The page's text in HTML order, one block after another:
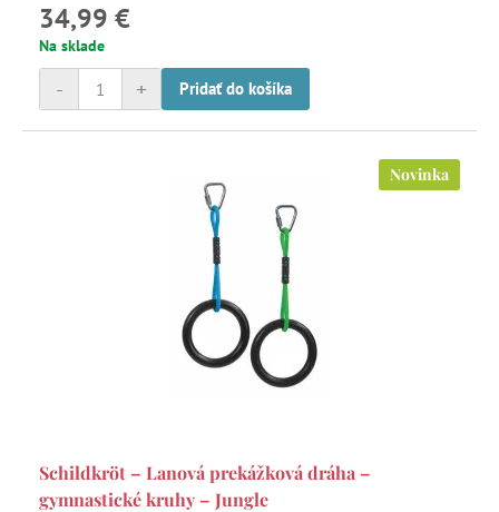
34,99 €
Na sklade
+
- Pridať do košíka
Novinka
Schildkröt – Lanová prekážková dráha –
gymnastické kruhy – Jungle